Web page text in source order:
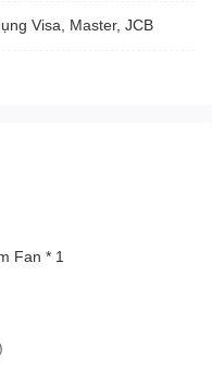
Visa, Master, JCB
Fan * 1